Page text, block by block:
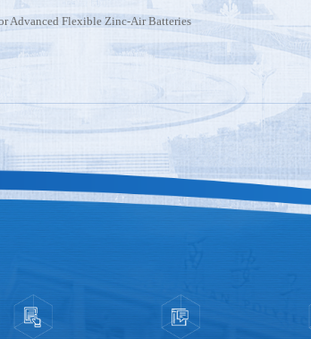
Advanced Flexible Zinc-Air Batteries